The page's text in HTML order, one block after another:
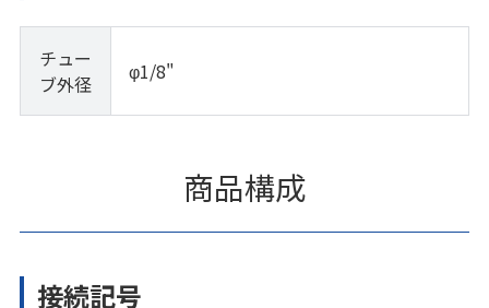
チュー
ブ外径
φ1/8"
商品構成
接続記号